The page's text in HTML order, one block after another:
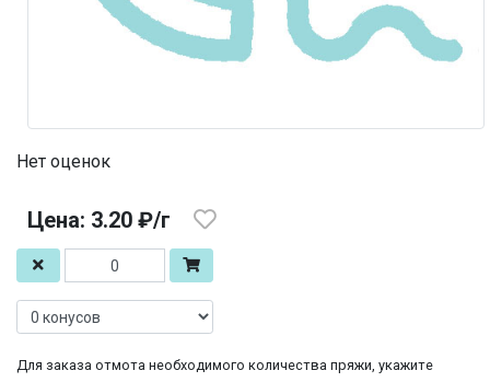
Нет оценок
Цена: 3.20 ₽/г
Для заказа отмота необходимого количества пряжи, укажите